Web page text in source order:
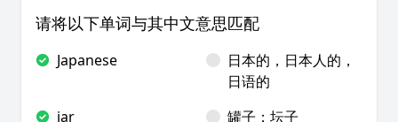
请将以下单词与其中文意思匹配
Japanese
日本的，日本人的，
日语的
jar
罐子；坛子